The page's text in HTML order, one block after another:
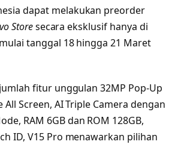
dapat melakukan preorder
Storesecara eksklusif hanya di
tanggal 18 hingga 21 Maret
fitur unggulan 32MP Pop-Up
All Screen, AI Triple Camera dengan
RAM 6GB dan ROM 128GB,
ID, V15 Pro menawarkan pilihan